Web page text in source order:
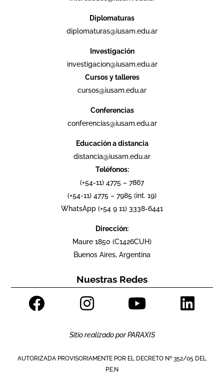
Diplomaturas
diplomaturas@iusam.edu.ar
Investigación
investigacion@iusam.edu.ar
Cursos y talleres
cursos@iusam.edu.ar
Conferencias
conferencias@iusam.edu.ar
Educación a distancia
distancia@iusam.edu.ar
Teléfonos:
(+54-11) 4775 – 7867
(+54-11) 4775 – 7985 (int. 19)
WhatsApp (+54 9 11) 3338-6441
Dirección:
Maure 1850 (C1426CUH)
Buenos Aires, Argentina
Nuestras Redes
Sitio realizado porPARAXIS
AUTORIZADA PROVISORIAMENTE POR EL DECRETO Nº 352/05 DEL
P.E.N